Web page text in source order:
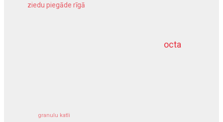
octa
ziedu piegāde rīgā
granulu katli
dziļurbums